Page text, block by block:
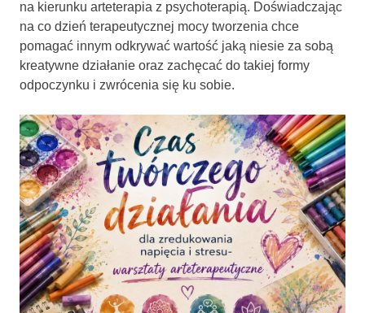
na kierunku arteterapia z psychoterapią. Doświadczając
na co dzień terapeutycznej mocy tworzenia chce
pomagać innym odkrywać wartość jaką niesie za sobą
kreatywne działanie oraz zachęcać do takiej formy
odpoczynku i zwrócenia się ku sobie.